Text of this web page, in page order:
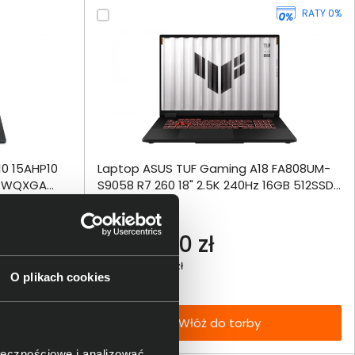
O plikach cookies
15AHP10
Włóż do
torby
RATY 0%
Laptop ASUS TUF Gaming A18 FA808UM-
S9058 R7 260 18" 2.5K 240Hz 16GB 512SSD
RTX5060 DLSS 4
5 399,00 zł
netto: 4 389,43 zł
Włóż do torby